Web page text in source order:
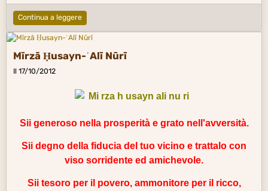
Continua a leggere
Mīrzā Ḥusayn-ʿAlī Nūrī
Il 17/10/2012
Sii generoso nella prosperità e grato nell'avversità.
Sii degno della fiducia del tuo vicino e trattalo con
viso sorridente ed amichevole.
Sii tesoro per il povero, ammonitore per il ricco,